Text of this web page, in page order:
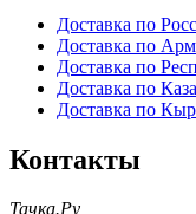
Доставка по
Доставка по
Доставка по
Доставка по
Доставка по
Контакты
Тачка.Ру